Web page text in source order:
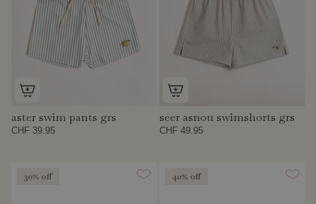
aster swim pants grs
CHF 39.95
seer asnou swimshorts grs
CHF 49.95
30% off 40% off